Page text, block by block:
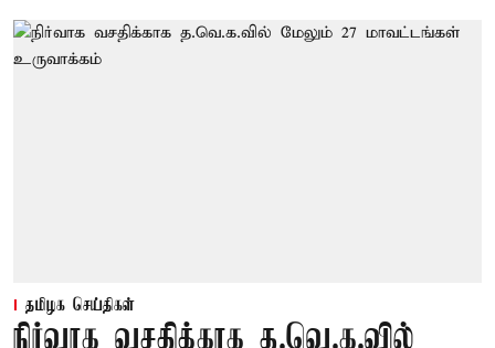
தமிழக செய்திகள்
நிர்வாக வசதிக்காக த.வெ.க.வில்